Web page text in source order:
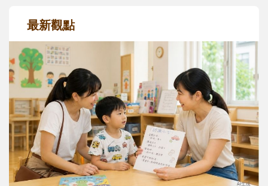
最新觀點